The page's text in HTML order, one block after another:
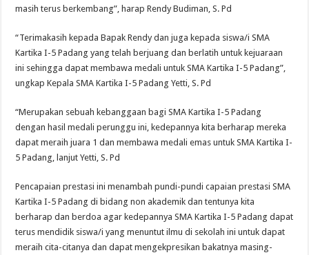
masih terus berkembang”, harap Rendy Budiman, S. Pd
“Terimakasih kepada Bapak Rendy dan juga kepada siswa/i SMA
Kartika I-5 Padang yang telah berjuang dan berlatih untuk kejuaraan
ini sehingga dapat membawa medali untuk SMA Kartika I-5 Padang”,
ungkap Kepala SMA Kartika I-5 Padang Yetti, S. Pd
“Merupakan sebuah kebanggaan bagi SMA Kartika I-5 Padang
dengan hasil medali perunggu ini, kedepannya kita berharap mereka
dapat meraih juara 1 dan membawa medali emas untuk SMA Kartika I-
5 Padang, lanjut Yetti, S. Pd
Pencapaian prestasi ini menambah pundi-pundi capaian prestasi SMA
Kartika I-5 Padang di bidang non akademik dan tentunya kita
berharap dan berdoa agar kedepannya SMA Kartika I-5 Padang dapat
terus mendidik siswa/i yang menuntut ilmu di sekolah ini untuk dapat
meraih cita-citanya dan dapat mengekpresikan bakatnya masing-